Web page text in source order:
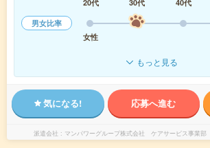
20代
30代 40代
男女比率
女性
もっと見る
気になる! 応募へ進む
派遣会社 マンパワーグループ株式会社 ケアサービス事業部